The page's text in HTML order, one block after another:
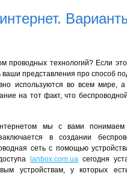
проводных технологий? Если
представления про способ
используются во всем
на тот факт, что
мы с вами понимаем
в создании
сеть с помощью
lanbox.com.ua сегодня
устройствам, у которых